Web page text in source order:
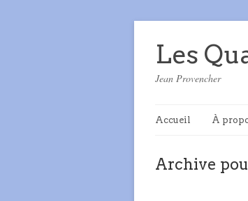
Les
Jean Provencher
Accueil À
Archive